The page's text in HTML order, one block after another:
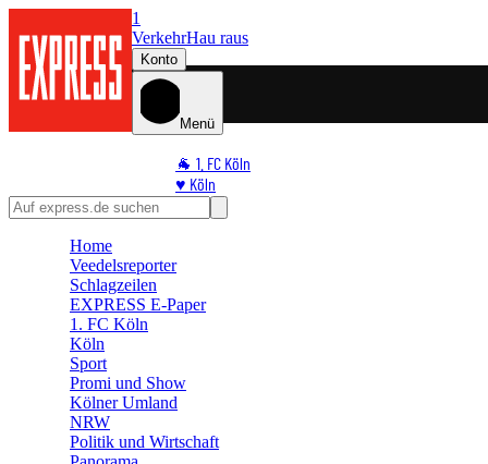
1
VerkehrHau raus
Konto
Menü
🐐 1. FC Köln
♥️ Köln
⭐ Promi
🛒 Shoppingwelt
Home
Veedelsreporter
Schlagzeilen
EXPRESS E-Paper
1. FC Köln
Köln
Sport
Promi und Show
Kölner Umland
NRW
Politik und Wirtschaft